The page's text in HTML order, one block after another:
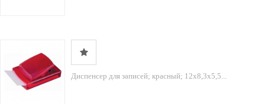
Диспенсер для записей; красный; 12х8,3х5,5...